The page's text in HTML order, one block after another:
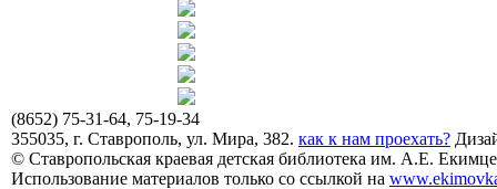
(8652) 75-31-64, 75-19-34
355035, г. Ставрополь, ул. Мира, 382. как к нам проехать?
© Ставропольская краевая детская библиотека им. А.Е.
Использование материалов только со ссылкой на